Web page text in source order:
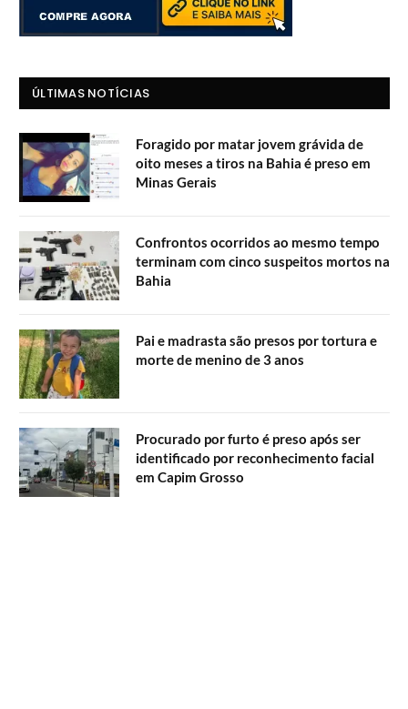
ÚLTIMAS NOTÍCIAS
Foragido por matar jovem grávida de
oito meses a tiros na Bahia é preso em
Minas Gerais
Confrontos ocorridos ao mesmo tempo
terminam com cinco suspeitos mortos na
Bahia
Pai e madrasta são presos por tortura e
morte de menino de 3 anos
Procurado por furto é preso após ser
identificado por reconhecimento facial
em Capim Grosso